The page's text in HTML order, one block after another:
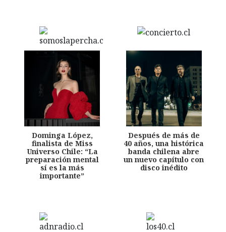
Dominga López,
finalista de Miss
Universo Chile: “La
preparación mental
sí es la más
importante”
Después de más de
40 años, una histórica
banda chilena abre
un nuevo capítulo con
disco inédito